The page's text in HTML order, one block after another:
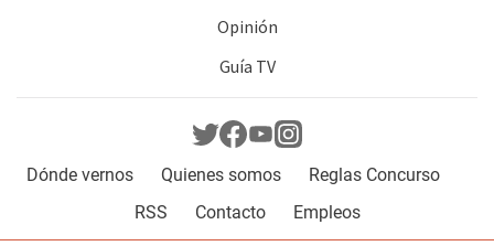
Opinión
Guía TV
Dónde vernos Quienes somos
Reglas Concurso
RSS
Contacto Empleos